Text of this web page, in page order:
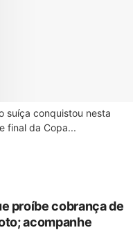
suíça conquistou nesta
final da Copa...
proíbe cobrança de
acompanhe